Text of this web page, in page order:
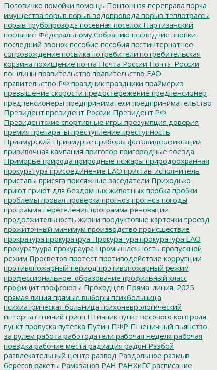
Половинко помойки помощь Понтонная переправа порча
имущества порыв порыв водопровода порыв теплотрассы
порыв трубопровода посевная поселок Партизанский
послание Федеральному Собранию последние звонки
последний звонок пособие пособия постинтернатное
сопровождение посылка потребители потребительская
корзина похищение почта Почта России Почта_России
пошлины правительство правительство ЕАО
правительство РФ праздник праздники праймериз
превышение скорости предостережение предпенсионер
предпенсионеры предприниматели предпринимательство
Президент президент России Президент РФ
Президентские спортивные игры презумпция доверия
премия препараты преступление преступность
Приамурский Приамурье приборы фотовидеофиксации
прививочная кампания приговор пригородные поезда
Приморье природа природные пожары природоохранная
прокуратура присоединение ЕАО пристав-исполнитель
приставы присяга присяжные заседатели Приходько
приют приют для бездомных животных пробка пробки
проблемы провал проверка прогноз прогноз погоды
программа переселения программа реновации
продолжительность жизни продуктовые карточки проезд
прожиточный минимум производство происшествие
прократура прокуратруа Прокуратура прокуратура ЕАО
прокуратуура прокураура Промышленность пропускной
режим Просветов протест противодействие коррупции
противопожарный период противопожарный режим
профессиональное_образование профильный класс
профицит профсоюзы Проходцев Пряма_линия_2025
прямая линия прямые выборы психбольница
психиатрическая больница психоневрологический
интернат птичий грипп Птичник пункт весового контроля
пункт пропуска путевка Путин ПФР Пшеничный пьянство
за рулем работа работодатели рабочая неделя рабочая
поездка рабочие места радиация радон Разбой
развлекательный центр развод Раздольное размыв
берегов ракеты Рамазанов РАН РАНХиГС расписание